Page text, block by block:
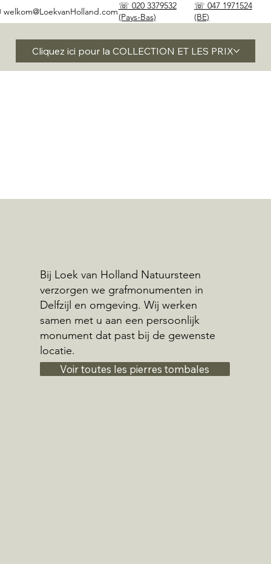
Cliquez ici pour la COLLECTION ET LES PRIX
☏ 020 3379532
(Pays-Bas)
☏ 047 1971524
(BE)
welkom@LoekvanHolland.com
Bij Loek van Holland Natuursteen
verzorgen we grafmonumenten in
Delfzijl en omgeving. Wij werken
samen met u aan een persoonlijk
monument dat past bij de gewenste
locatie.
Voir toutes les pierres tombales